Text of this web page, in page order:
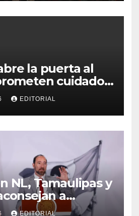
la puerta al
cuidado
EDITORIAL
NL, Tamaulipas y
a
EDITORIAL